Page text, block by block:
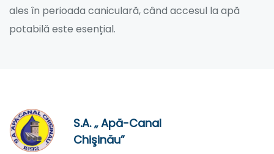
ales în perioada caniculară, când accesul la apă
potabilă este esențial.
S.A. „ Apă-Canal
Chişinău”